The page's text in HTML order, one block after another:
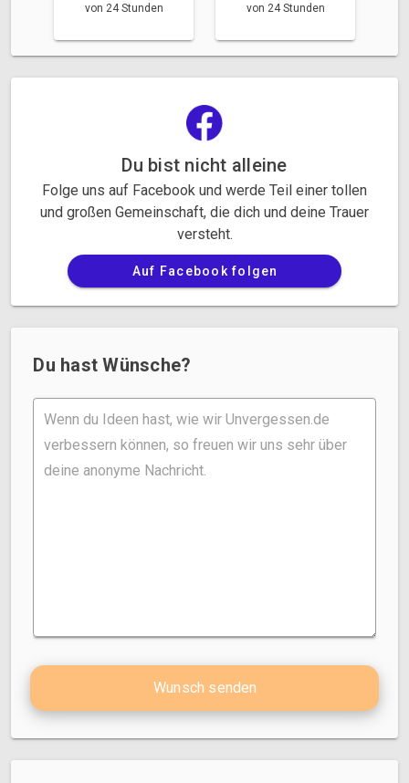
von 24 Stunden
von 24 Stunden
Du bist nicht alleine
Folge uns auf Facebook und werde Teil einer tollen
und großen Gemeinschaft, die dich und deine Trauer
versteht.
Auf Facebook folgen
Du hast Wünsche?
Wunsch senden